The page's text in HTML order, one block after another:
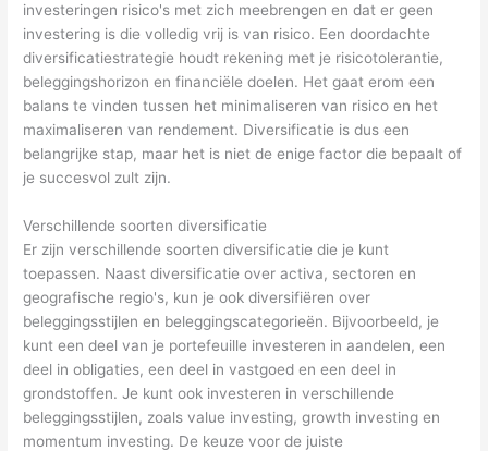
investeringen risico's met zich meebrengen en dat er geen
investering is die volledig vrij is van risico. Een doordachte
diversificatiestrategie houdt rekening met je risicotolerantie,
beleggingshorizon en financiële doelen. Het gaat erom een
balans te vinden tussen het minimaliseren van risico en het
maximaliseren van rendement. Diversificatie is dus een
belangrijke stap, maar het is niet de enige factor die bepaalt of
je succesvol zult zijn.
Verschillende soorten diversificatie
Er zijn verschillende soorten diversificatie die je kunt
toepassen. Naast diversificatie over activa, sectoren en
geografische regio's, kun je ook diversifiëren over
beleggingsstijlen en beleggingscategorieën. Bijvoorbeeld, je
kunt een deel van je portefeuille investeren in aandelen, een
deel in obligaties, een deel in vastgoed en een deel in
grondstoffen. Je kunt ook investeren in verschillende
beleggingsstijlen, zoals value investing, growth investing en
momentum investing. De keuze voor de juiste